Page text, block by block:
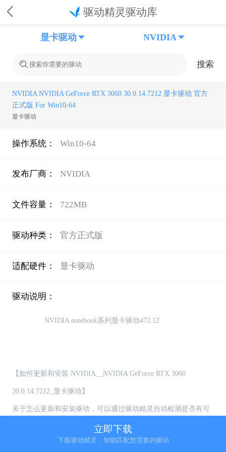
驱动精灵驱动库
显卡驱动 NVIDIA
搜索
NVIDIA NVIDIA GeForce RTX 3060 30.0.14.7212 显卡驱动 官方
正式版 For Win10-64
显卡驱动
操作系统： Win10-64
发布厂商： NVIDIA
文件容量： 722MB
驱动种类： 官方正式版
适配硬件： 显卡驱动
驱动说明：
【如何更新和安装 NVIDIA__NVIDIA GeForce RTX 3060
30.0.14.7212_显卡驱动】
关于怎么更新和安装驱动，可以通过驱动精灵自动检测是否有可
更新的驱动，用户可选择自主更新或者安装驱动
【如何卸载 NVIDIA__NVIDIA GeForce RTX 3060 30.0.14.7212_
立即下载
下载驱动精灵，智能匹配您需要的驱动